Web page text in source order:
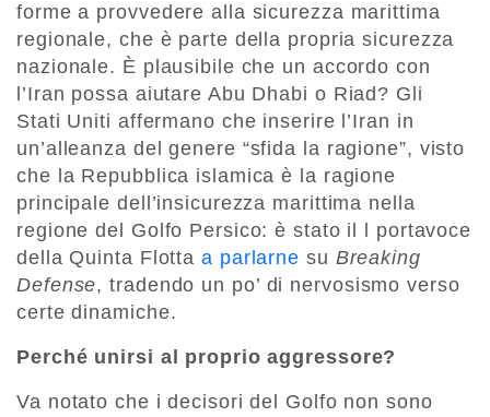
forme a provvedere alla sicurezza marittima
regionale, che è parte della propria sicurezza
nazionale. È plausibile che un accordo con
l’Iran possa aiutare Abu Dhabi o Riad? Gli
Stati Uniti affermano che inserire l’Iran in
un’alleanza del genere “sfida la ragione”, visto
che la Repubblica islamica è la ragione
principale dell’insicurezza marittima nella
regione del Golfo Persico: è stato il l portavoce
della Quinta Flotta a parlarne su Breaking
Defense, tradendo un po’ di nervosismo verso
certe dinamiche.
Perché unirsi al proprio aggressore?
Va notato che i decisori del Golfo non sono